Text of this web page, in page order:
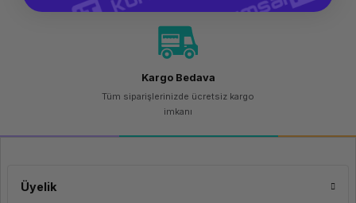
Kargo Bedava
Tüm siparişlerinizde ücretsiz kargo
imkanı
Üyelik